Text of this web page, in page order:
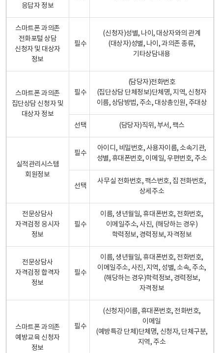
응답자 정보
스마트폰 과의존
전화포털 상담
신청자 및 대상자
정보
필수
(신청자)성별, 나이, 대상자와의 관계
(대상자)성별, 나이, 과의존 종류,
기타상담내용
스마트폰 과의존
집단상담 신청자 및
대상자 정보
필수
(담당자)전화번호
(집단상담 단체정보)단체명, 지역, 신청자
이름, 상담방법, 주소, 대상총인원, 주대상
선택 (담당자)직위, 부서, 팩스
실적관리시스템
회원정보
필수
아이디, 비밀번호, 사용자이름, 소속기관,
성별, 휴대폰번호, 이메일, 우편번호, 주소
선택
사무실 전화번호, 팩스번호, 집 전화번호,
상세주소
전문상담사
자격검정 응시자
정보
필수
이름, 생년월일, 휴대폰번호, 전화번호,
이메일주소, 사진, (해당하는 경우)
학력정보, 경력정보, 자격정보
전문상담사
자격검정 합격자
정보
필수
이름, 생년월일, 휴대폰번호, 전화번호,
이메일주소, 사진, 지역, 성별, 소속, 주소,
(해당하는 경우)학력정보, 경력정보,
자격정보
스마트폰 과의존
예방교육 신청자
정보
필수
(신청자)이름, 휴대폰번호, 전화번호,
이메일
(예방특강 단체)단체명, 신청자, 단체구분,
지역, 주소